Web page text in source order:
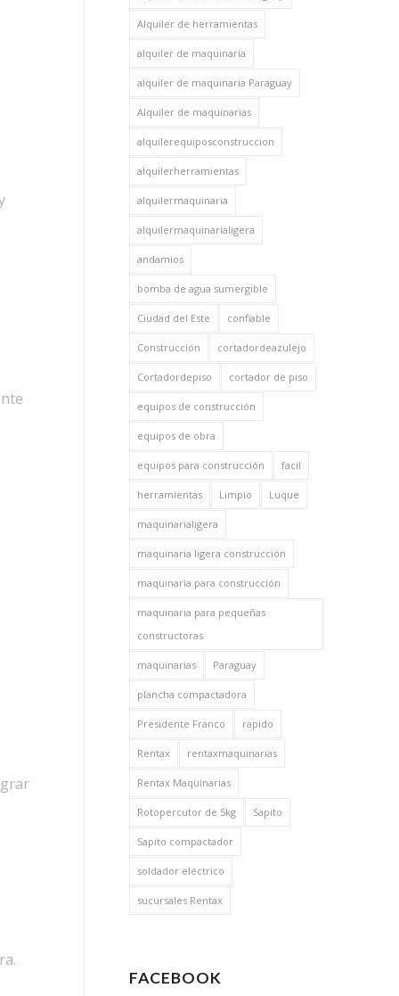
Alquiler de herramientas
alquiler de maquinaria
alquiler de maquinaria Paraguay
Alquiler de maquinarias
alquilerequiposconstruccion
alquilerherramientas
alquilermaquinaria
alquilermaquinarialigera
andamios
bomba de agua sumergible
Ciudad del Este confiable
Construcción cortadordeazulejo
Cortadordepiso cortador de piso
equipos de construcción
equipos de obra
equipos para construcción facil
herramientas Limpio Luque
maquinarialigera
maquinaria ligera construcción
maquinaria para construcción
maquinaria para pequeñas
constructoras
maquinarias Paraguay
plancha compactadora
Presidente Franco rapido
Rentax rentaxmaquinarias
Rentax Maquinarias
Rotopercutor de 5kg Sapito
Sapito compactador
soldador eléctrico
sucursales Rentax
FACEBOOK